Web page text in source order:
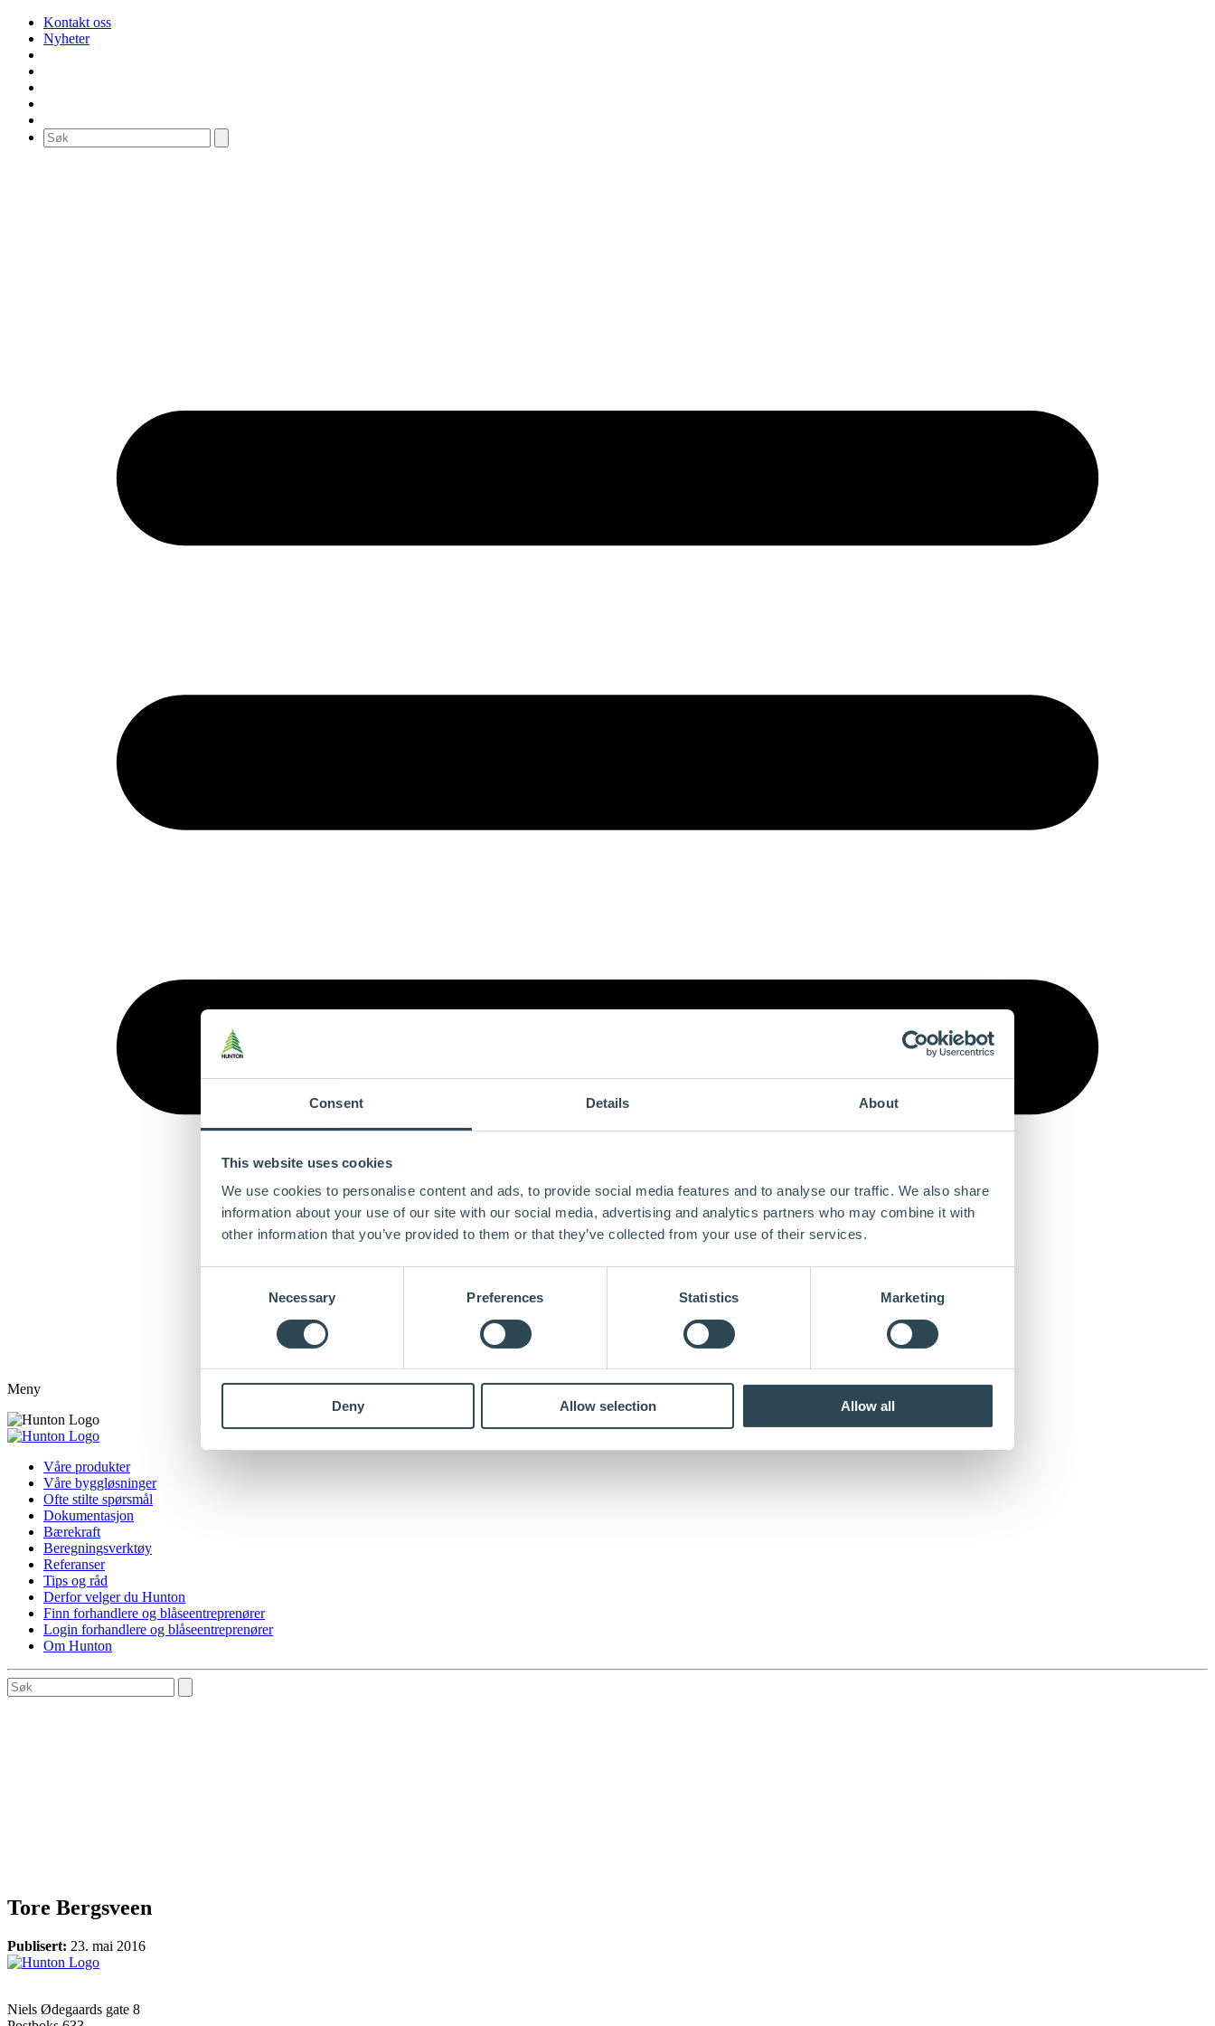
Consent Details About
This website uses cookies
We use cookies to personalise content and ads, to provide social media features and to analyse our traffic. We also share
information about your use of our site with our social media, advertising and analytics partners who may combine it with
other information that you’ve provided to them or that they’ve collected from your use of their services.
Necessary Preferences Statistics Marketing
Deny Allow selection Allow all
Kontakt oss
Nyheter
Meny
Våre produkter
Våre byggløsninger
Ofte stilte spørsmål
Dokumentasjon
Bærekraft
Beregningsverktøy
Referanser
Tips og råd
Derfor velger du Hunton
Finn forhandlere og blåseentreprenører
Login forhandlere og blåseentreprenører
Om Hunton
Tore Bergsveen
Publisert: 23. mai 2016
Niels Ødegaards gate 8